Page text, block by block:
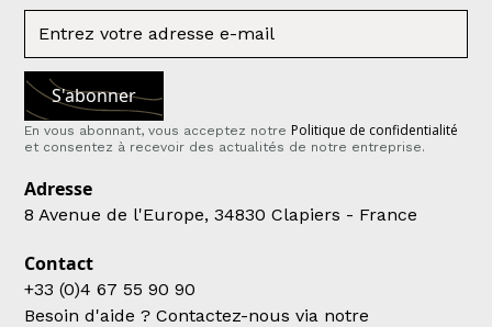
En vous abonnant, vous acceptez notre Politique de confidentialité
et consentez à recevoir des actualités de notre entreprise.
Adresse
8 Avenue de l'Europe, 34830 Clapiers - France
Contact
+33 (0)4 67 55 90 90
Besoin d'aide ? Contactez-nous via notre